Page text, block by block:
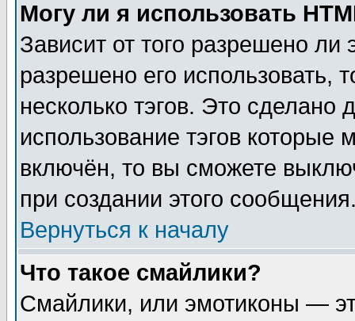
Могу ли я использовать
Зависит от того разрешено
разрешено его использовать,
несколько тэгов. Это сделано
использование тэгов
включён, то вы сможете
при создании этого
Вернуться к началу
Что такое смайлики?
Смайлики, или эмотиконы —